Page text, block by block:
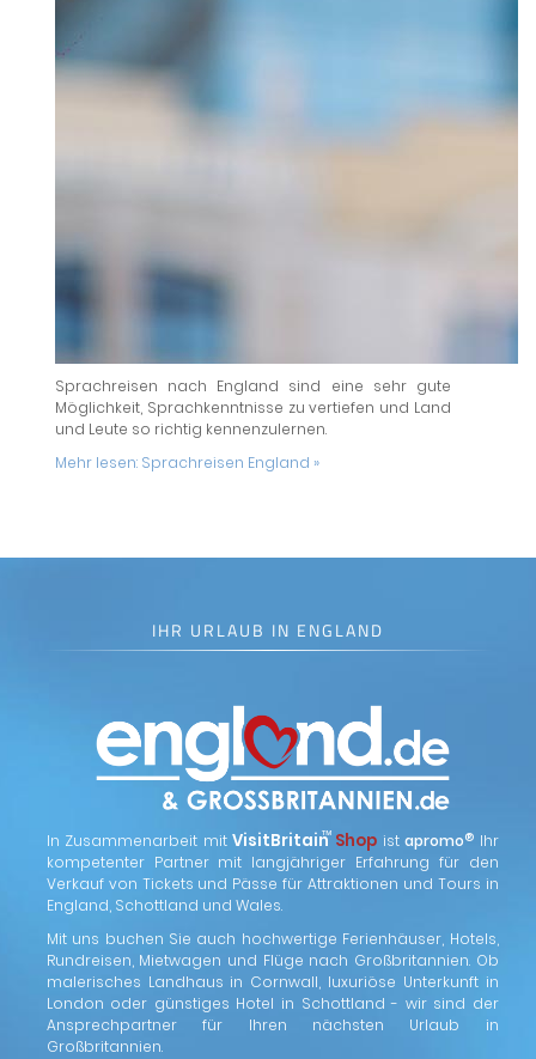
Sprachreisen nach England sind eine sehr gute
Möglichkeit, Sprachkenntnisse zu vertiefen und Land
und Leute so richtig kennenzulernen.
Mehr lesen: Sprachreisen England »
IHR URLAUB IN ENGLAND
In Zusammenarbeit mitVisitBritain
™ Shop istapromo® Ihr
kompetenter Partner mit langjähriger Erfahrung für den
Verkauf von Tickets und Pässe für Attraktionen und Tours in
England, Schottland und Wales.
Mit uns buchen Sie auch hochwertige Ferienhäuser, Hotels,
Rundreisen, Mietwagen und Flüge nach Großbritannien. Ob
malerisches Landhaus in Cornwall, luxuriöse Unterkunft in
London oder günstiges Hotel in Schottland - wir sind der
Ansprechpartner für Ihren nächsten Urlaub in
Großbritannien.